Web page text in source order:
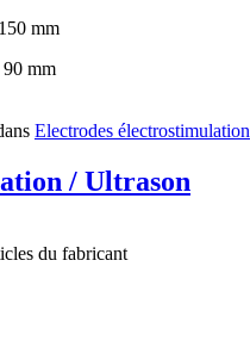
mm
mm
Electrodes électrostimulation
/ Ultrason
du fabricant